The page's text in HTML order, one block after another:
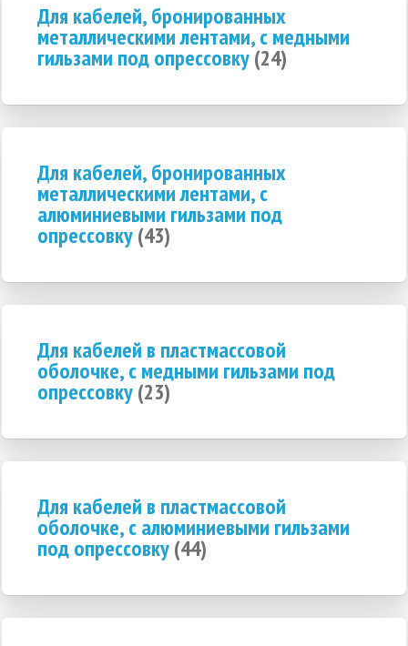
Для кабелей, бронированных
металлическими лентами, с медными
гильзами под опрессовку(24)
Для кабелей, бронированных
металлическими лентами, с
алюминиевыми гильзами под
опрессовку(43)
Для кабелей в пластмассовой
оболочке, с медными гильзами под
опрессовку(23)
Для кабелей в пластмассовой
оболочке, с алюминиевыми гильзами
под опрессовку(44)